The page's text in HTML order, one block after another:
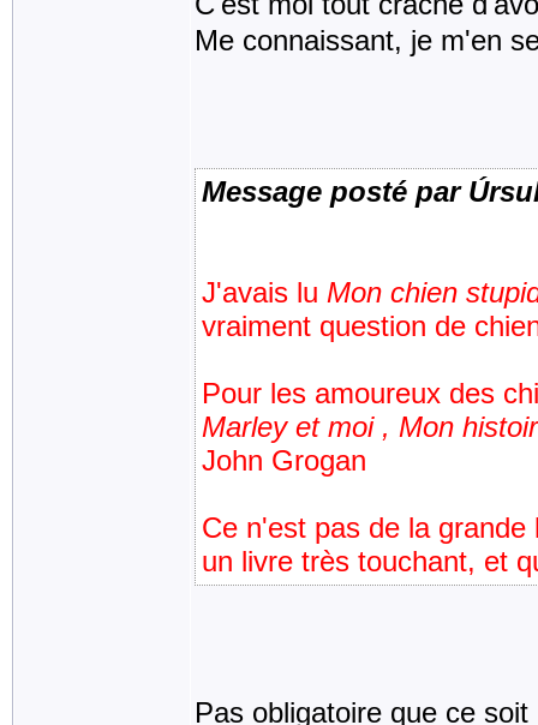
Me connaissant, je m'en
Message posté par
J'avais lu Mon chien
vraiment question de
Pour les amoureux des
Marley et moi , Mon
John Grogan
Ce n'est pas de la
un livre très touchant, et
Pas obligatoire que ce